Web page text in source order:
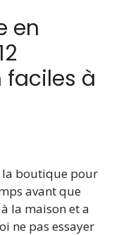
en
faciles à
la boutique pour
avant que
la maison et a
ne pas essayer